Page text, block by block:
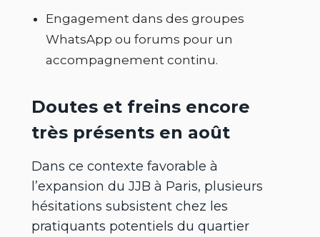
Engagement dans des groupes
WhatsApp ou forums pour un
accompagnement continu.
Doutes et freins encore
très présents en août
Dans ce contexte favorable à
l’expansion du JJB à Paris, plusieurs
hésitations subsistent chez les
pratiquants potentiels du quartier